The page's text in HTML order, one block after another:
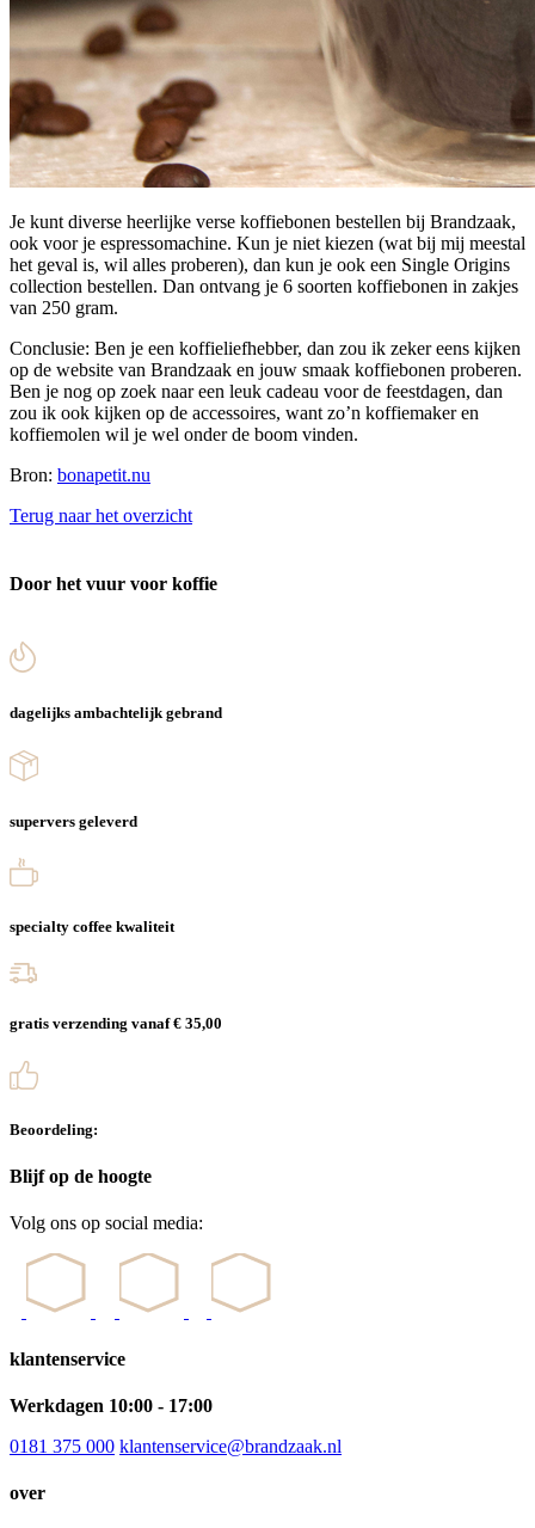
Je kunt diverse heerlijke verse koffiebonen bestellen bij Brandzaak,
ook voor je espressomachine. Kun je niet kiezen (wat bij mij meestal
het geval is, wil alles proberen), dan kun je ook een Single Origins
collection bestellen. Dan ontvang je 6 soorten koffiebonen in zakjes
van 250 gram.
Conclusie: Ben je een koffieliefhebber, dan zou ik zeker eens kijken
op de website van Brandzaak en jouw smaak koffiebonen proberen.
Ben je nog op zoek naar een leuk cadeau voor de feestdagen, dan
zou ik ook kijken op de accessoires, want zo’n koffiemaker en
koffiemolen wil je wel onder de boom vinden.
Bron: bonapetit.nu
Terug naar het overzicht
Door het vuur voor koffie
dagelijks ambachtelijk gebrand
supervers geleverd
specialty coffee kwaliteit
gratis verzending vanaf € 35,00
Beoordeling:
Blijf op de hoogte
Volg ons op social media:
klantenservice
Werkdagen 10:00 - 17:00
0181 375 000 klantenservice@brandzaak.nl
over